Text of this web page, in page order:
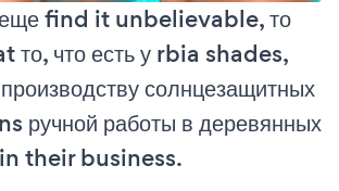
еще find it unbelievable, то
то, что есть у rbia shades,
солнцезащитных
ручной работы в деревянных
their business.